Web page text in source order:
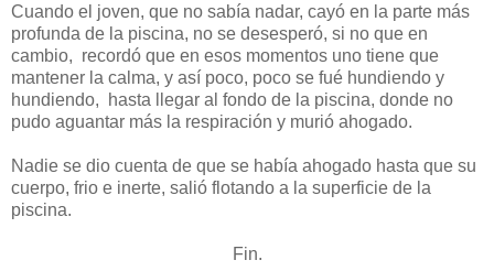
Cuando el joven, que no sabía nadar, cayó en la parte más
profunda de la piscina, no se desesperó, si no que en
cambio, recordó que en esos momentos uno tiene que
mantener la calma, y así poco, poco se fué hundiendo y
hundiendo, hasta llegar al fondo de la piscina, donde no
pudo aguantar más la respiración y murió ahogado.
Nadie se dio cuenta de que se había ahogado hasta que su
cuerpo, frio e inerte, salió flotando a la superficie de la
piscina.
Fin.